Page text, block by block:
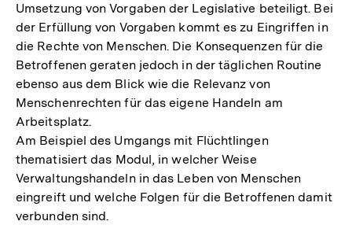
Umsetzung von Vorgaben der Legislative beteiligt. Bei
der Erfüllung von Vorgaben kommt es zu Eingriffen in
die Rechte von Menschen. Die Konsequenzen für die
Betroffenen geraten jedoch in der täglichen Routine
ebenso aus dem Blick wie die Relevanz von
Menschenrechten für das eigene Handeln am
Arbeitsplatz.
Am Beispiel des Umgangs mit Flüchtlingen
thematisiert das Modul, in welcher Weise
Verwaltungshandeln in das Leben von Menschen
eingreift und welche Folgen für die Betroffenen damit
verbunden sind.